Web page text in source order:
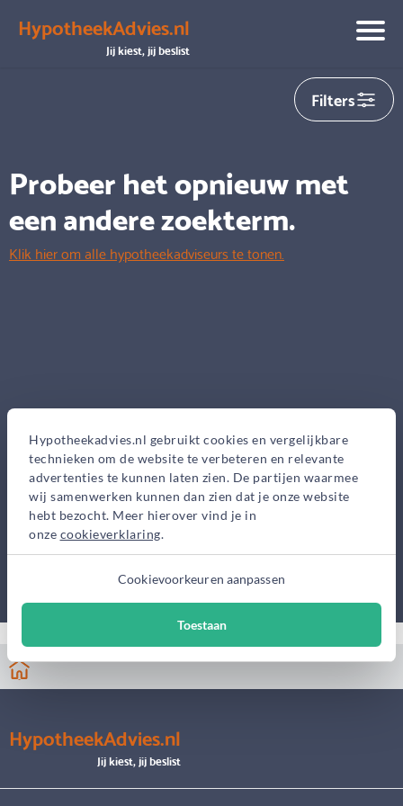
Hypotheekadvies.nl gebruikt cookies en vergelijkbare
technieken om de website te verbeteren en relevante
advertenties te kunnen laten zien. De partijen waarmee
wij samenwerken kunnen dan zien dat je onze website
hebt bezocht. Meer hierover vind je in
onze cookieverklaring.
Cookievoorkeuren aanpassen
Toestaan
HypotheekAdvies.nl
Jij kiest, jij beslist
We hebben helaas0adviseurs gevonden die aansluiten op
jouw zoekopdracht
Filters
Probeer het opnieuw met
een andere zoekterm.
Klik hier om alle hypotheekadviseurs te tonen.
HypotheekAdvies.nl
Jij kiest, jij beslist